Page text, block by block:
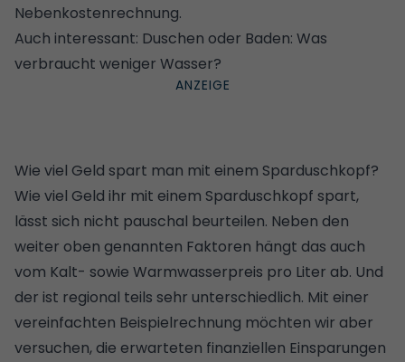
Nebenkostenrechnung.
Auch interessant: Duschen oder Baden: Was
verbraucht weniger Wasser?
Wie viel Geld spart man mit einem Sparduschkopf?
Wie viel Geld ihr mit einem Sparduschkopf spart,
lässt sich nicht pauschal beurteilen. Neben den
weiter oben genannten Faktoren hängt das auch
vom Kalt- sowie Warmwasserpreis pro Liter ab. Und
der ist regional teils sehr unterschiedlich. Mit einer
vereinfachten Beispielrechnung möchten wir aber
versuchen, die erwarteten finanziellen Einsparungen